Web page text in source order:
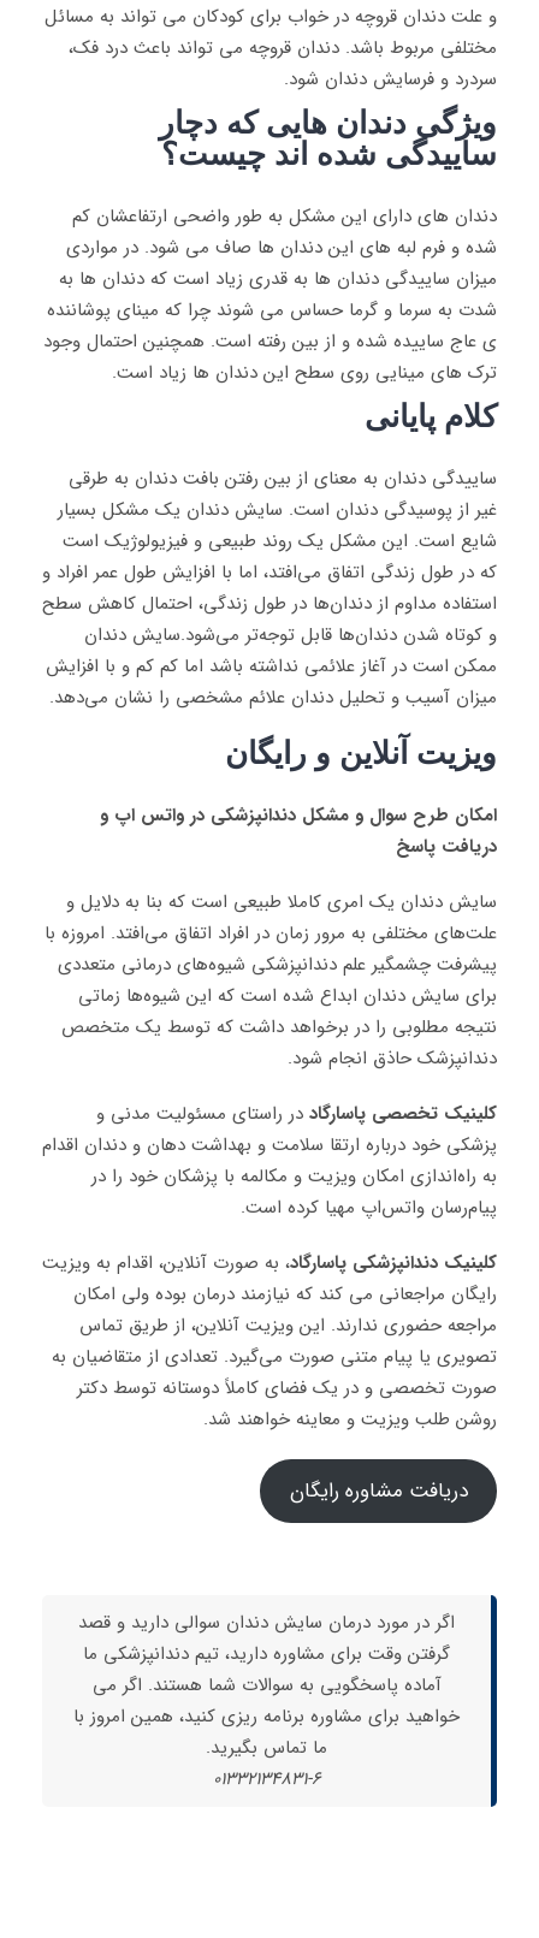
و علت دندان قروچه در خواب برای کودکان می تواند به مسائل
مختلفی مربوط باشد. دندان قروچه می تواند باعث درد فک،
سردرد و فرسایش دندان شود.
ویژگی دندان هایی که دچار
ساییدگی شده اند چیست؟
دندان های دارای این مشکل به طور واضحی ارتفاعشان کم
شده و فرم لبه های این دندان ها صاف می شود. در مواردی
میزان ساییدگی دندان ها به قدری زیاد است که دندان ها به
شدت به سرما و گرما حساس می شوند چرا که مینای پوشاننده
ی عاج ساییده شده و از بین رفته است. همچنین احتمال وجود
ترک های مینایی روی سطح این دندان ها زیاد است.
کلام پایانی
ساییدگی دندان به معنای از بین رفتن بافت دندان به طرقی
غیر از پوسیدگی دندان است. سایش دندان یک مشکل بسیار
شایع است. این مشکل یک روند طبیعی و فیزیولوژیک است
که در طول زندگی اتفاق می‌افتد، اما با افزایش طول عمر افراد و
استفاده مداوم از دندان‌ها در طول زندگی، احتمال کاهش سطح
و کوتاه شدن دندان‌ها قابل توجه‌تر می‌شود.سایش دندان
ممکن است در آغاز علائمی نداشته باشد اما کم کم و با افزایش
میزان آسیب و تحلیل دندان علائم مشخصی را نشان می‌دهد.
ویزیت آنلاین و رایگان
امکان طرح سوال و مشکل دندانپزشکی در واتس اپ و
دریافت پاسخ
سایش دندان یک امری کاملا طبیعی است که بنا به دلایل و
علت‌های مختلفی به مرور زمان در افراد اتفاق می‌افتد. امروزه با
پیشرفت چشمگیر علم دندانپزشکی شیوه‌های درمانی متعددی
برای سایش دندان ابداع شده است که این شیوه‌ها زماتی
نتیجه مطلوبی را در برخواهد داشت که توسط یک متخصص
دندانپزشک حاذق انجام شود.
کلینیک تخصصی پاسارگاد در راستای مسئولیت مدنی و
پزشکی خود درباره ارتقا سلامت و بهداشت دهان و دندان اقدام
به راه‌اندازی امکان ویزیت و مکالمه با پزشکان خود را در
پیام‌رسان واتس‌اپ مهیا کرده است.
کلینیک دندانپزشکی پاسارگاد، به صورت آنلاین، اقدام به ویزیت
رایگان مراجعانی می کند که نیازمند درمان بوده ولی امکان
مراجعه حضوری ندارند. این ویزیت آنلاین، از طریق تماس
تصویری یا پیام متنی صورت می‌گیرد. تعدادی از متقاضیان به
صورت تخصصی و در یک فضای کاملاً دوستانه توسط دکتر
روشن طلب ویزیت و معاینه خواهند شد.
دریافت مشاوره رایگان
اگر در مورد درمان سایش دندان سوالی دارید و قصد
گرفتن وقت برای مشاوره دارید، تیم دندانپزشکی ما
آماده پاسخگویی به سوالات شما هستند. اگر می
خواهید برای مشاوره برنامه ریزی کنید، همین امروز با
ما تماس بگیرید.
01332134831-6